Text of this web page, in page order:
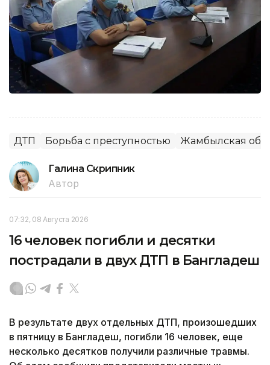
ДТП Борьба с преступностью Жамбылская
Галина Скрипник
Автор
07:32, 08 Августа 2026
16 человек погибли и десятки
пострадали в двух ДТП в Бангладеш
В результате двух отдельных ДТП, произошедших
в пятницу в Бангладеш, погибли 16 человек, еще
несколько десятков получили различные травмы.